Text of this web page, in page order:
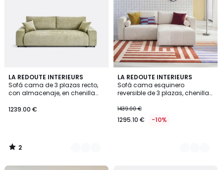
LA REDOUTE INTERIEURS
Sofá cama de 3 plazas recto,
con almacenaje, en chenilla
1239.00 €
2
/
5
3
Colores
2
/
LA REDOUTE INTERIEURS
Sofá cama esquinero
reversible de 3 plazas, chenilla
1439.00 €
1295.10 € -10%
3
Colores